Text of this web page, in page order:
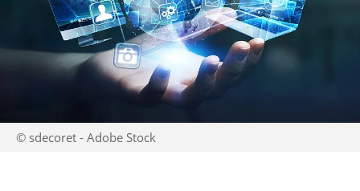
© sdecoret - Adobe Stock